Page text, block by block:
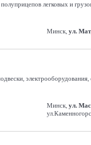
легковых и
Минск, ул.
Минск, ул.